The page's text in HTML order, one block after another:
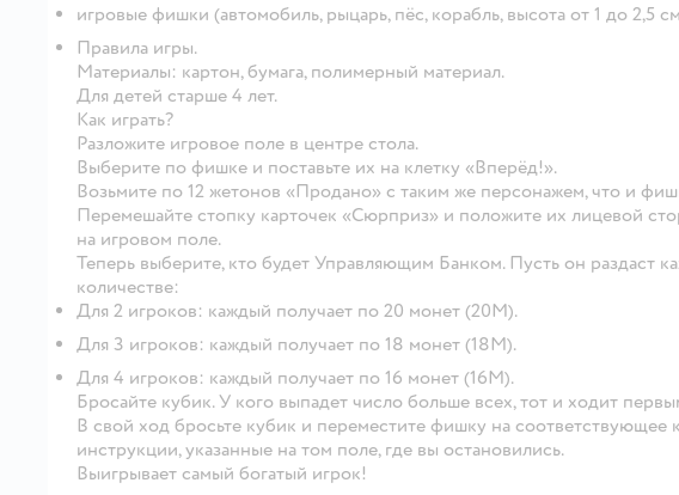
игровые фишки (автомобиль, рыцарь, пёс, корабль, высота от 1 до 2,5
Правила игры.
Материалы: картон, бумага, полимерный материал.
Для детей старше 4 лет.
Как играть?
Разложите игровое поле в центре стола.
Выберите по фишке и поставьте их на клетку «Вперёд!».
Возьмите по 12 жетонов «Продано» с таким же персонажем, что и
Перемешайте стопку карточек «Сюрприз» и положите их лицевой
на игровом поле.
Теперь выберите, кто будет Управляющим Банком. Пусть он раздаст
количестве:
Для 2 игроков: каждый получает по 20 монет (20М).
Для 3 игроков: каждый получает по 18 монет (18М).
Для 4 игроков: каждый получает по 16 монет (16М).
Бросайте кубик. У кого выпадет число больше всех, тот и ходит
В свой ход бросьте кубик и переместите фишку на соответствующее
инструкции, указанные на том поле, где вы остановились.
Выигрывает самый богатый игрок!